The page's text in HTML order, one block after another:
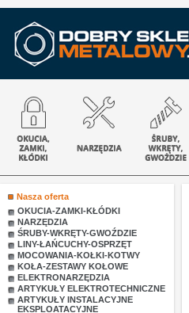
Nasza oferta
OKUCIA-ZAMKI-KŁÓDKI
NARZĘDZIA
ŚRUBY-WKRĘTY-GWOŹDZIE
LINY-ŁAŃCUCHY-OSPRZĘT
MOCOWANIA-KOŁKI-KOTWY
KOŁA-ZESTAWY KOŁOWE
ELEKTRONARZĘDZIA
ARTYKUŁY ELEKTROTECHNICZNE
ARTYKUŁY INSTALACYJNE
EKSPLOATACYJNE